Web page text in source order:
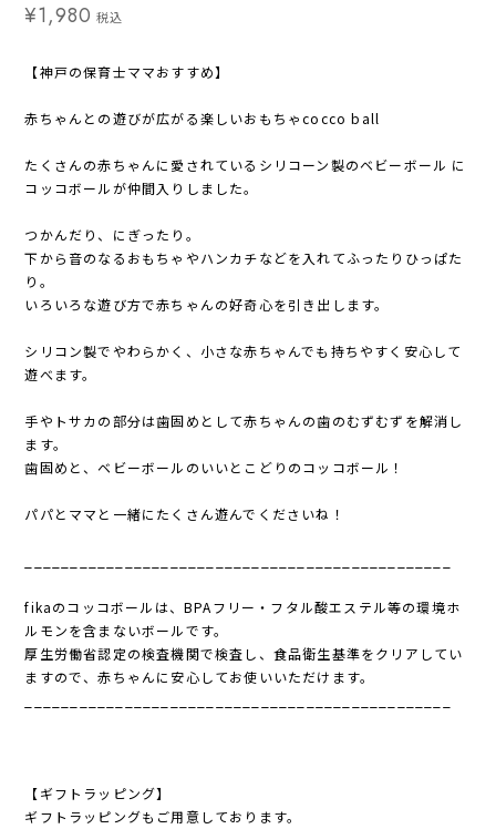
¥1,980 税込
【神戸の保育士ママおすすめ】
赤ちゃんとの遊びが広がる楽しいおもちゃcocco ball
たくさんの赤ちゃんに愛されているシリコーン製のベビーボール に
コッコボールが仲間入りしました。
つかんだり、にぎったり。
下から音のなるおもちゃやハンカチなどを入れてふったりひっぱた
り。
いろいろな遊び方で赤ちゃんの好奇心を引き出します。
シリコン製でやわらかく、小さな赤ちゃんでも持ちやすく安心して
遊べます。
手やトサカの部分は歯固めとして赤ちゃんの歯のむずむずを解消し
ます。
歯固めと、ベビーボールのいいとこどりのコッコボール！
パパとママと一緒にたくさん遊んでくださいね！
fikaのコッコボールは、BPAフリー・フタル酸エステル等の環境ホ
ルモンを含まないボールです。
厚生労働省認定の検査機関で検査し、食品衛生基準をクリアしてい
ますので、赤ちゃんに安心してお使いいただけます。
【ギフトラッピング】
ギフトラッピングもご用意しております。